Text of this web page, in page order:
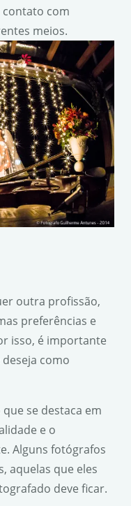
com
meios.
outra profissão,
preferências e
isso, é importante
como
se destaca em
e o
Alguns fotógrafos
aquelas que eles
deve ficar.